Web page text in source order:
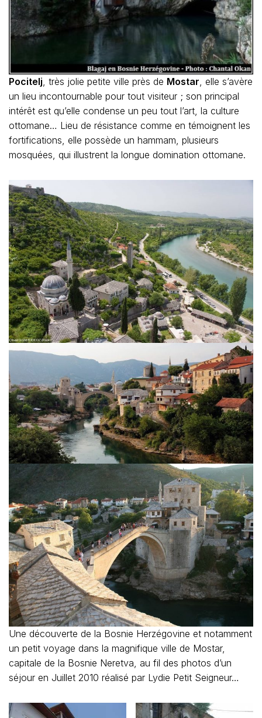
Pocitelj , très jolie petite ville près de Mostar , elle s’avère
un lieu incontournable pour tout visiteur ; son principal
intérêt est qu’elle condense un peu tout l’art, la culture
ottomane… Lieu de résistance comme en témoignent les
fortifications, elle possède un hammam, plusieurs
mosquées, qui illustrent la longue domination ottomane.
Une découverte de la Bosnie Herzégovine et notamment
un petit voyage dans la magnifique ville de Mostar,
capitale de la Bosnie Neretva, au fil des photos d’un
séjour en Juillet 2010 réalisé par Lydie Petit Seigneur…